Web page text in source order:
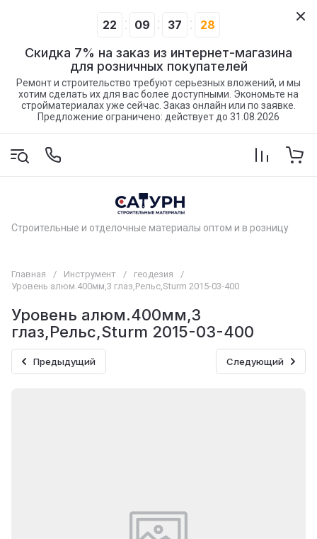
22 09 37 28
Скидка 7% на заказ из интернет-магазина
для розничных покупателей
Ремонт и строительство требуют серьезных вложений, и мы
хотим сделать их для вас более доступными. Экономьте на
стройматериалах уже сейчас. Заказ онлайн или по заявке.
Предложение ограничено: действует до 31.08.2026
Строительные и отделочные материалы оптом и в розницу
Главная / Инструмент / геодезия
/
Уровень алюм.400мм,3 глаз,Рельс,Sturm 2015-03-400
Уровень алюм.400мм,3
глаз,Рельс,Sturm 2015-03-400
Предыдущий Следующий